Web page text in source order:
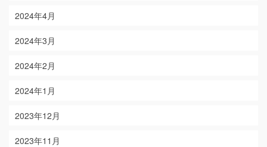
2024年4月
2024年3月
2024年2月
2024年1月
2023年12月
2023年11月